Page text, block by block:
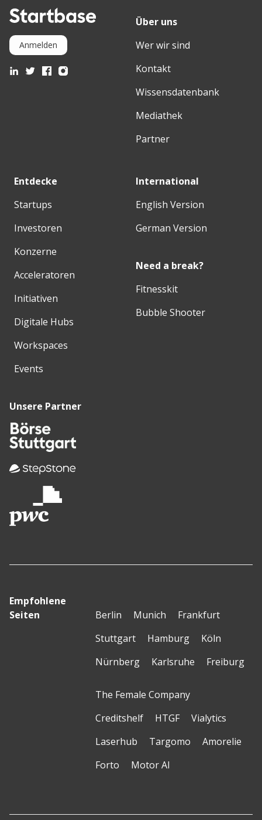
Anmelden
Über uns
Wer wir sind
Kontakt
Wissensdatenbank
Mediathek
Partner
Entdecke
Startups
Investoren
Konzerne
Acceleratoren
Initiativen
Digitale Hubs
Workspaces
Events
International
English Version
German Version
Need a break?
Fitnesskit
Bubble Shooter
Unsere Partner
Empfohlene
Seiten
Berlin Munich
Frankfurt
Stuttgart
Hamburg
Köln
Nürnberg
Karlsruhe Freiburg
The Female Company
Creditshelf
HTGF
Vialytics
Laserhub
Targomo
Amorelie
Forto
Motor AI